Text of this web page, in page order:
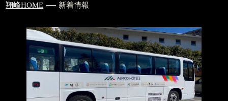
翔峰HOME 新着情報